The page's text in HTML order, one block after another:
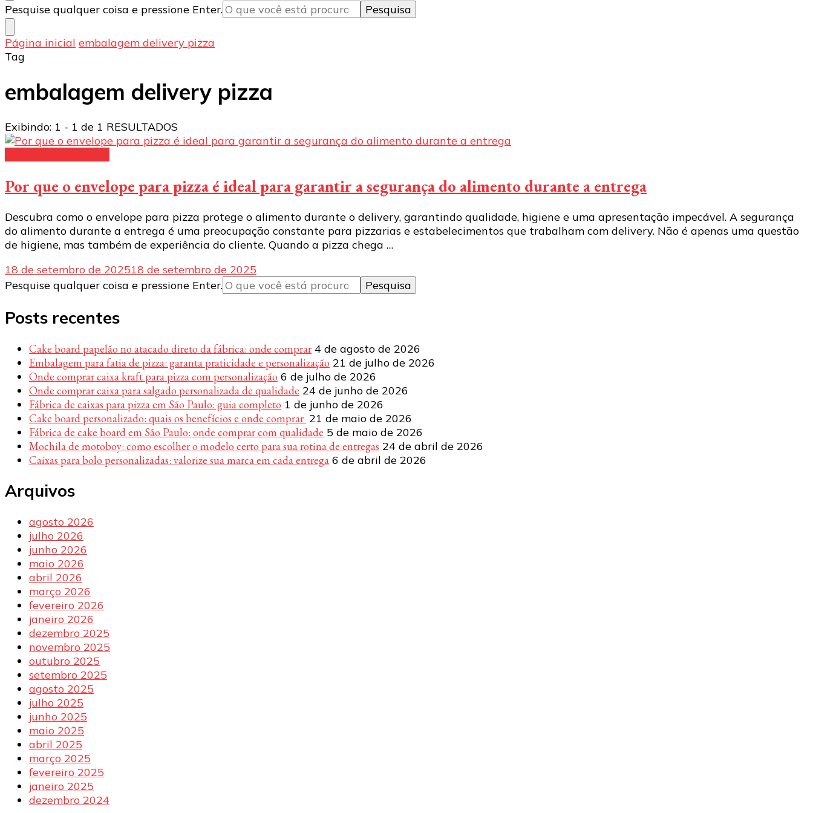
Procurando
algo?
Pesquise qualquer coisa e pressione Enter.
Página inicial embalagem delivery pizza
Tag
embalagem delivery pizza
Exibindo: 1 - 1 de 1 RESULTADOS
Por que o envelope para pizza é ideal para garantir a segurança do alimento durante a entrega
Descubra como o envelope para pizza protege o alimento durante o delivery, garantindo qualidade, higiene e uma apresentação impecável. A segurança
do alimento durante a entrega é uma preocupação constante para pizzarias e estabelecimentos que trabalham com delivery. Não é apenas uma questão
de higiene, mas também de experiência do cliente. Quando a pizza chega …
18 de setembro de 202518 de setembro de 2025
Procurando
Pesquise qualquer coisa e pressione Enter.
Posts recentes
Cake board papelão no atacado direto da fábrica: onde comprar 4 de agosto de 2026
Embalagem para fatia de pizza: garanta praticidade e personalização 21 de julho de 2026
Onde comprar caixa kraft para pizza com personalização 6 de julho de 2026
Onde comprar caixa para salgado personalizada de qualidade 24 de junho de 2026
Fábrica de caixas para pizza em São Paulo: guia completo 1 de junho de 2026
Cake board personalizado: quais os benefícios e onde comprar 21 de maio de 2026
Fábrica de cake board em São Paulo: onde comprar com qualidade 5 de maio de 2026
Mochila de motoboy: como escolher o modelo certo para sua rotina de entregas 24 de abril de 2026
Caixas para bolo personalizadas: valorize sua marca em cada entrega 6 de abril de 2026
Arquivos
agosto 2026
julho 2026
junho 2026
maio 2026
abril 2026
março 2026
fevereiro 2026
janeiro 2026
dezembro 2025
novembro 2025
outubro 2025
setembro 2025
agosto 2025
julho 2025
junho 2025
maio 2025
abril 2025
março 2025
fevereiro 2025
janeiro 2025
dezembro 2024